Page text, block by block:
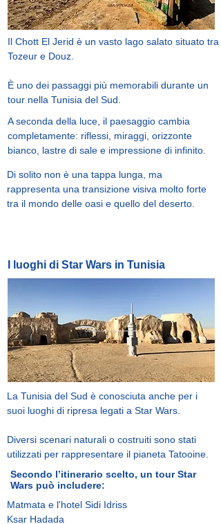
Il Chott El Jerid è un vasto lago salato situato tra
Tozeur e Douz.
È uno dei passaggi più memorabili durante un
tour nella Tunisia del Sud.
A seconda della luce, il paesaggio cambia
completamente: riflessi, miraggi, orizzonte
bianco, lastre di sale e impressione di infinito.
Di solito non è una tappa lunga, ma
rappresenta una transizione visiva molto forte
tra il mondo delle oasi e quello del deserto.
I luoghi di Star Wars in Tunisia
La Tunisia del Sud è conosciuta anche per i
suoi luoghi di ripresa legati a Star Wars.
Diversi scenari naturali o costruiti sono stati
utilizzati per rappresentare il pianeta Tatooine.
Secondo l’itinerario scelto, un tour Star
Wars può includere:
Matmata e l'hotel Sidi Idriss
Ksar Hadada